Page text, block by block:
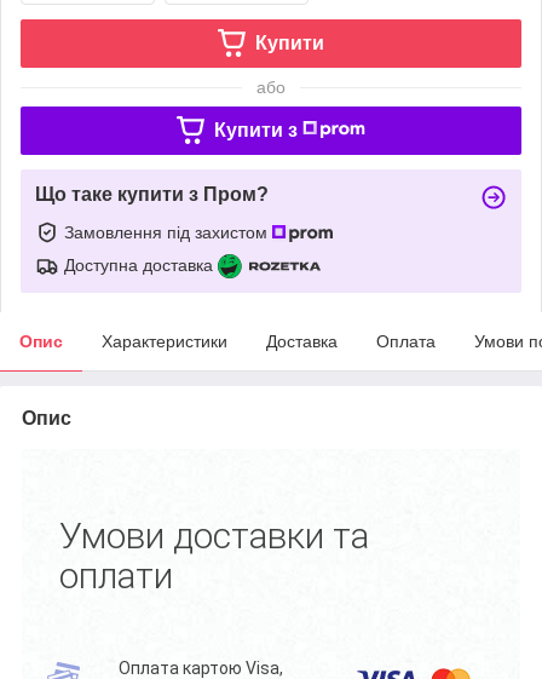
Купити
або
Купити з
Що таке купити з Пром?
Замовлення під захистом
Доступна доставка
Опис Характеристики Доставка Оплата Умови
Опис
Умови доставки та
оплати
Оплата картою Visa,